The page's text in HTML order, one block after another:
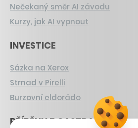
Nečekaný směr AI závodu
Kurzy, jak AI vypnout
INVESTICE
Sázka na Xerox
Strnad v Pirelli
Burzovní eldorádo
PŘÍBĚHY Z GASTRA